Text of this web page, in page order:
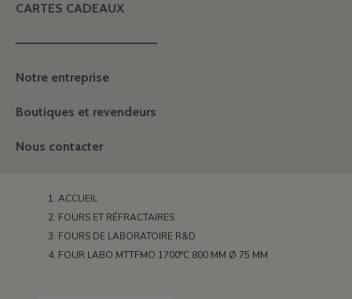
CARTES CADEAUX
———————————————
Notre entreprise
Boutiques et revendeurs
Nous contacter
ACCUEIL
FOURS ET RÉFRACTAIRES
FOURS DE LABORATOIRE R&D
FOUR LABO MTTFMO 1700°C 800 MM Ø 75 MM